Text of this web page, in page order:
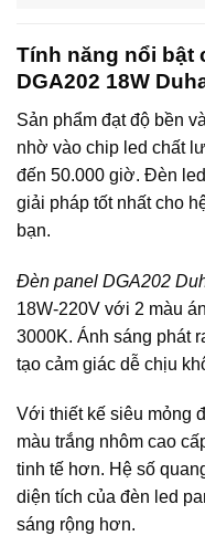
Tính năng nổi bật
DGA202 18W
Sản phẩm đạt độ bền
nhờ vào chip led chất
đến 50.000 giờ. Đèn
giải pháp tốt nhất cho
bạn.
Đèn panel DGA202
18W-220V với 2 màu
3000K. Ánh sáng phát
tạo cảm giác dễ chịu
Với thiết kế siêu mỏng
màu trắng nhôm cao
tinh tế hơn. Hệ số
diện tích của đèn led
sáng rộng hơn.